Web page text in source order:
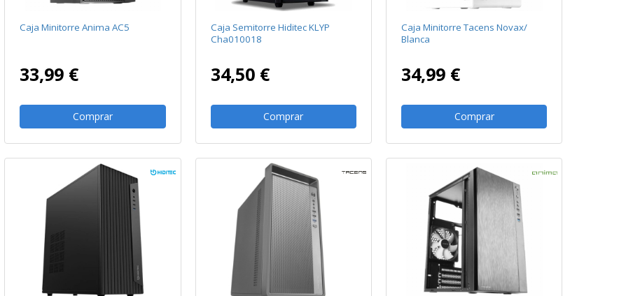
Caja Minitorre Anima AC5
33,99 €
Comprar
Caja Semitorre Hiditec KLYP
Cha010018
34,50 €
Comprar
Caja Minitorre Tacens Novax/
Blanca
34,99 €
Comprar